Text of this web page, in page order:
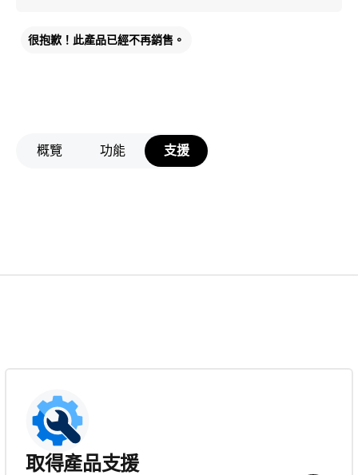
很抱歉！此產品已經不再銷售。
概覽 功能 支援
取得產品支援